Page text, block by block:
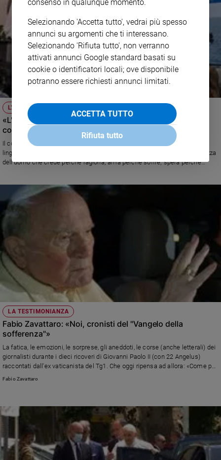
L'ANALISI
«L'intervista in tv? Papa Francesco, uno di noi»: il
commento del domenico Giovanni Calcara
Il commento del teologo domenicano padre Giovanni Calcara: «Un
linguaggio semplice, il suo, impregnato dalla Parola di Dio e dalla saggezza
dell’uomo che crede perché ragiona; ama perché soffre; spera perché
che incute timore e devozione, Bergoglio ha tracciato una teologia
dell’Incarnazione, senza la quale il cristianesimo non avrebbe motivo di
esistere»
LA TESTIMONIANZA
Fabio Zavattaro: «Noi, cronisti del "Vangelo della
sofferenza"»
La fatica, le emozioni, le sorprese, gli aneddoti, le corse (anche letterali) dei
giornalisti durante i dieci ricoveri di Giovanni Paolo II (con 22 Angelus)
raccontati dall'ex vaticanista del Tg1. Che oggi ripensa ad allora: «Come per
Jorge Mario Bergoglio anche per Karol Wojtyla il dover andare in ospedale
Fabio Zavattaro
consenso in qualunque momento.
Selezionando 'Accetta tutto', vedrai più spesso
annunci su argomenti che ti interessano.
Selezionando 'Rifiuta tutto', non verranno
attivati annunci Google standard basati su
cookie o identificatori locali; ove disponibile
potranno essere richiesti annunci limitati.
ACCETTA TUTTO
Rifiuta tutto